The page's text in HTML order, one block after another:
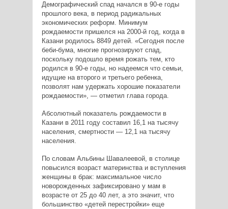
Демографический спад начался в 90-е годы
прошлого века, в период радикальных
экономических реформ. Минимум
рождаемости пришелся на 2000-й год, когда в
Казани родилось 8849 детей. «Сегодня после
беби-бума, многие прогнозируют спад,
поскольку подошло время рожать тем, кто
родился в 90-е годы, но надеемся что семьи,
идущие на второго и третьего ребенка,
позволят нам удержать хорошие показатели
рождаемости», — отметил глава города.
Абсолютный показатель рождаемости в
Казани в 2011 году составил 16,1 на тысячу
населения, смертности — 12,1 на тысячу
населения.
По словам Альбины Шавалеевой, в столице
повысился возраст материнства и вступления
женщины в брак: максимальное число
новорожденных зафиксировано у мам в
возрасте от 25 до 40 лет, а это значит, что
большинство «детей перестройки» еще